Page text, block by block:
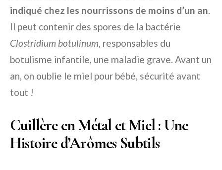
indiqué chez les nourrissons de moins d’un an.
Il peut contenir des spores de la bactérie
Clostridium botulinum, responsables du
botulisme infantile, une maladie grave. Avant un
an, on oublie le miel pour bébé, sécurité avant
tout !
Cuillère en Métal et Miel : Une
Histoire d’Arômes Subtils